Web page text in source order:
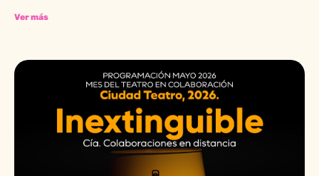
Ver más